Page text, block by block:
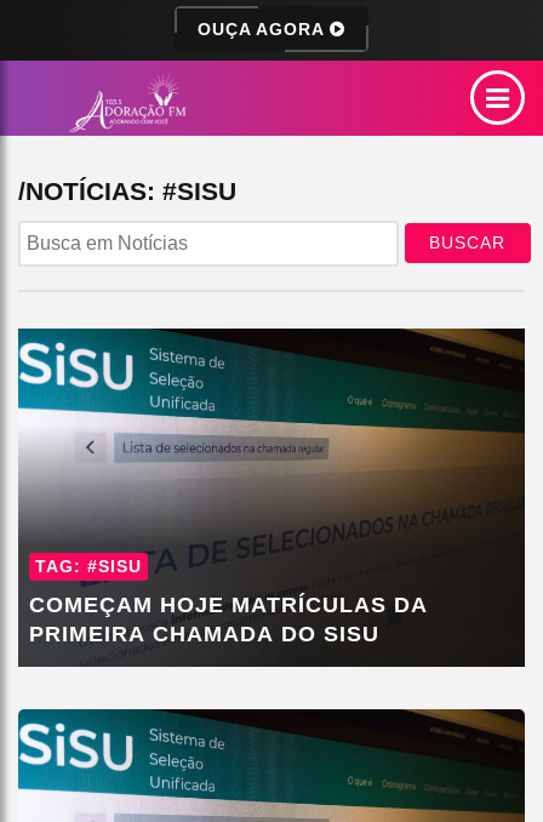
OUÇA AGORA
/NOTÍCIAS: #SISU
BUSCAR
TAG: #SISU
COMEÇAM HOJE MATRÍCULAS DA
PRIMEIRA CHAMADA DO SISU